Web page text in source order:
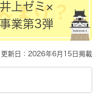
上ゼミ×
業第3弾
更新日：2026年6月15日掲載